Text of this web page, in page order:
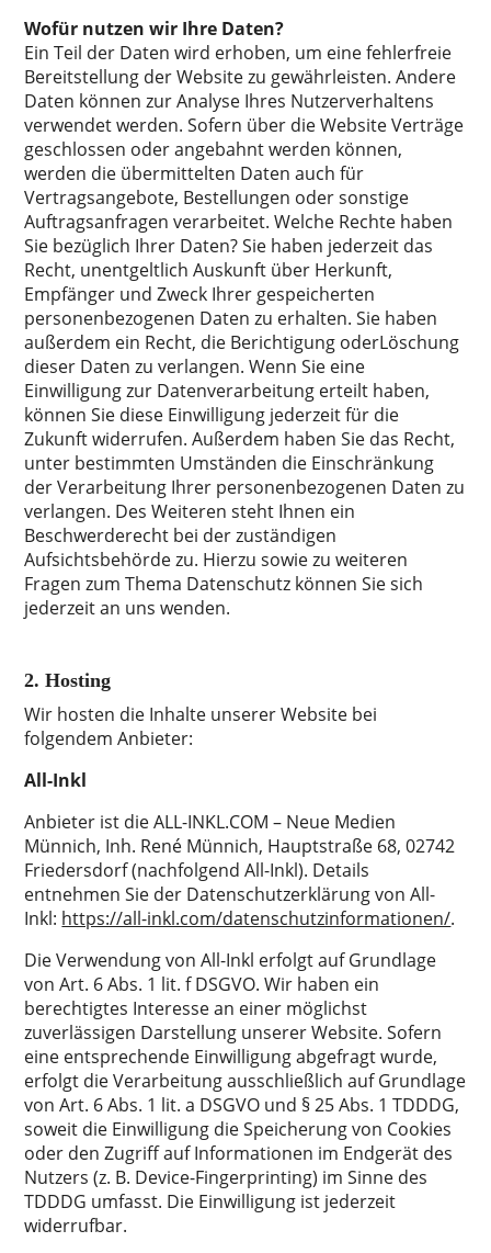
Wofür nutzen wir Ihre Daten?
Ein Teil der Daten wird erhoben, um eine fehlerfreie
Bereitstellung der Website zu gewährleisten. Andere
Daten können zur Analyse Ihres Nutzerverhaltens
verwendet werden. Sofern über die Website Verträge
geschlossen oder angebahnt werden können,
werden die übermittelten Daten auch für
Vertragsangebote, Bestellungen oder sonstige
Auftragsanfragen verarbeitet. Welche Rechte haben
Sie bezüglich Ihrer Daten? Sie haben jederzeit das
Recht, unentgeltlich Auskunft über Herkunft,
Empfänger und Zweck Ihrer gespeicherten
personenbezogenen Daten zu erhalten. Sie haben
außerdem ein Recht, die Berichtigung oderLöschung
dieser Daten zu verlangen. Wenn Sie eine
Einwilligung zur Datenverarbeitung erteilt haben,
können Sie diese Einwilligung jederzeit für die
Zukunft widerrufen. Außerdem haben Sie das Recht,
unter bestimmten Umständen die Einschränkung
der Verarbeitung Ihrer personenbezogenen Daten zu
verlangen. Des Weiteren steht Ihnen ein
Beschwerderecht bei der zuständigen
Aufsichtsbehörde zu. Hierzu sowie zu weiteren
Fragen zum Thema Datenschutz können Sie sich
jederzeit an uns wenden.
2. Hosting
Wir hosten die Inhalte unserer Website bei
folgendem Anbieter:
All-Inkl
Anbieter ist die ALL-INKL.COM – Neue Medien
Münnich, Inh. René Münnich, Hauptstraße 68, 02742
Friedersdorf (nachfolgend All-Inkl). Details
entnehmen Sie der Datenschutzerklärung von All-
Inkl: https://all-inkl.com/datenschutzinformationen/.
Die Verwendung von All-Inkl erfolgt auf Grundlage
von Art. 6 Abs. 1 lit. f DSGVO. Wir haben ein
berechtigtes Interesse an einer möglichst
zuverlässigen Darstellung unserer Website. Sofern
eine entsprechende Einwilligung abgefragt wurde,
erfolgt die Verarbeitung ausschließlich auf Grundlage
von Art. 6 Abs. 1 lit. a DSGVO und § 25 Abs. 1 TDDDG,
soweit die Einwilligung die Speicherung von Cookies
oder den Zugriff auf Informationen im Endgerät des
Nutzers (z. B. Device-Fingerprinting) im Sinne des
TDDDG umfasst. Die Einwilligung ist jederzeit
widerrufbar.